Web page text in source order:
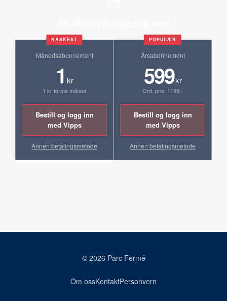
RASKEST
Månedsabonnement
1 kr
1 kr første måned
Bestill og logg inn
med Vipps
Annen betalingsmetode
POPULÆR
Årsabonnement
599kr
Ord. pris: 1199,-
Bestill og logg inn
med Vipps
Annen betalingsmetode
© 2026 Parc Fermé
Om ossKontaktPersonvern